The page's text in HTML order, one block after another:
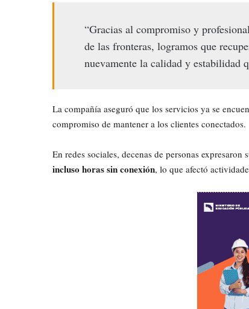
“Gracias al compromiso y
de las fronteras, logramos que
nuevamente la calidad y estabilidad
La compañía aseguró que los servicios ya se
compromiso de mantener a los clientes conectados.
En redes sociales, decenas de personas
incluso horas sin conexión, lo que afectó